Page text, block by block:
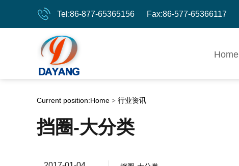
Tel:86-877-65365156 Fax:86-577-65366117
Home
Current position:Home > 行业资讯
挡圈-大分类